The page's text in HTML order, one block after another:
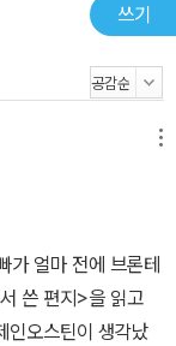
쓰기
가 얼마 전에 브론테
쓴 편지>을 읽고
인오스틴이 생각났